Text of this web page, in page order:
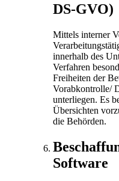
DS-GVO)
Mittels interner
innerhalb des
Verfahren
Freiheiten der
Vorabkontrolle/
unterliegen. Es
Übersichten
die Behörden.
Software